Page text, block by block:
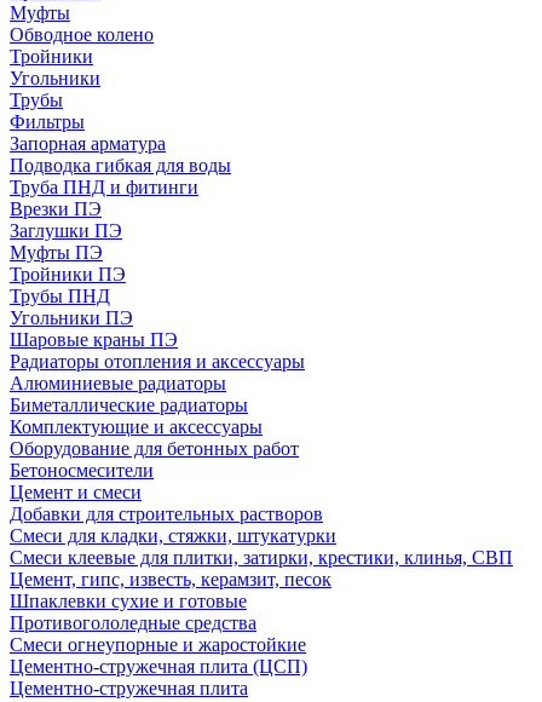
Муфты
Обводное колено
Тройники
Угольники
Трубы
Фильтры
Запорная арматура
Подводка гибкая для воды
Труба ПНД и фитинги
Врезки ПЭ
Заглушки ПЭ
Муфты ПЭ
Тройники ПЭ
Трубы ПНД
Угольники ПЭ
Шаровые краны ПЭ
Радиаторы отопления и аксессуары
Алюминиевые радиаторы
Биметаллические радиаторы
Комплектующие и аксессуары
Оборудование для бетонных работ
Бетоносмесители
Цемент и смеси
Добавки для строительных растворов
Смеси для кладки, стяжки, штукатурки
Смеси клеевые для плитки, затирки, крестики, клинья, СВП
Цемент, гипс, известь, керамзит, песок
Шпаклевки сухие и готовые
Противогололедные средства
Смеси огнеупорные и жаростойкие
Цементно-стружечная плита (ЦСП)
Цементно-стружечная плита